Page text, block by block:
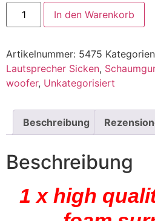
In den Warenkorb
Artikelnummer: 5475
Lautsprecher Sicken,
woofer, Unkategorisiert
Beschreibung
Beschreibung
1 x high